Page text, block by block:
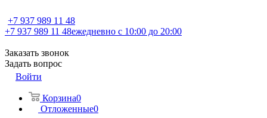
+7 937 989 11 48
+7 937 989 11 48ежедневно с 10:00 до 20:00
Заказать звонок
Задать вопрос
Войти
Корзина0
Отложенные0